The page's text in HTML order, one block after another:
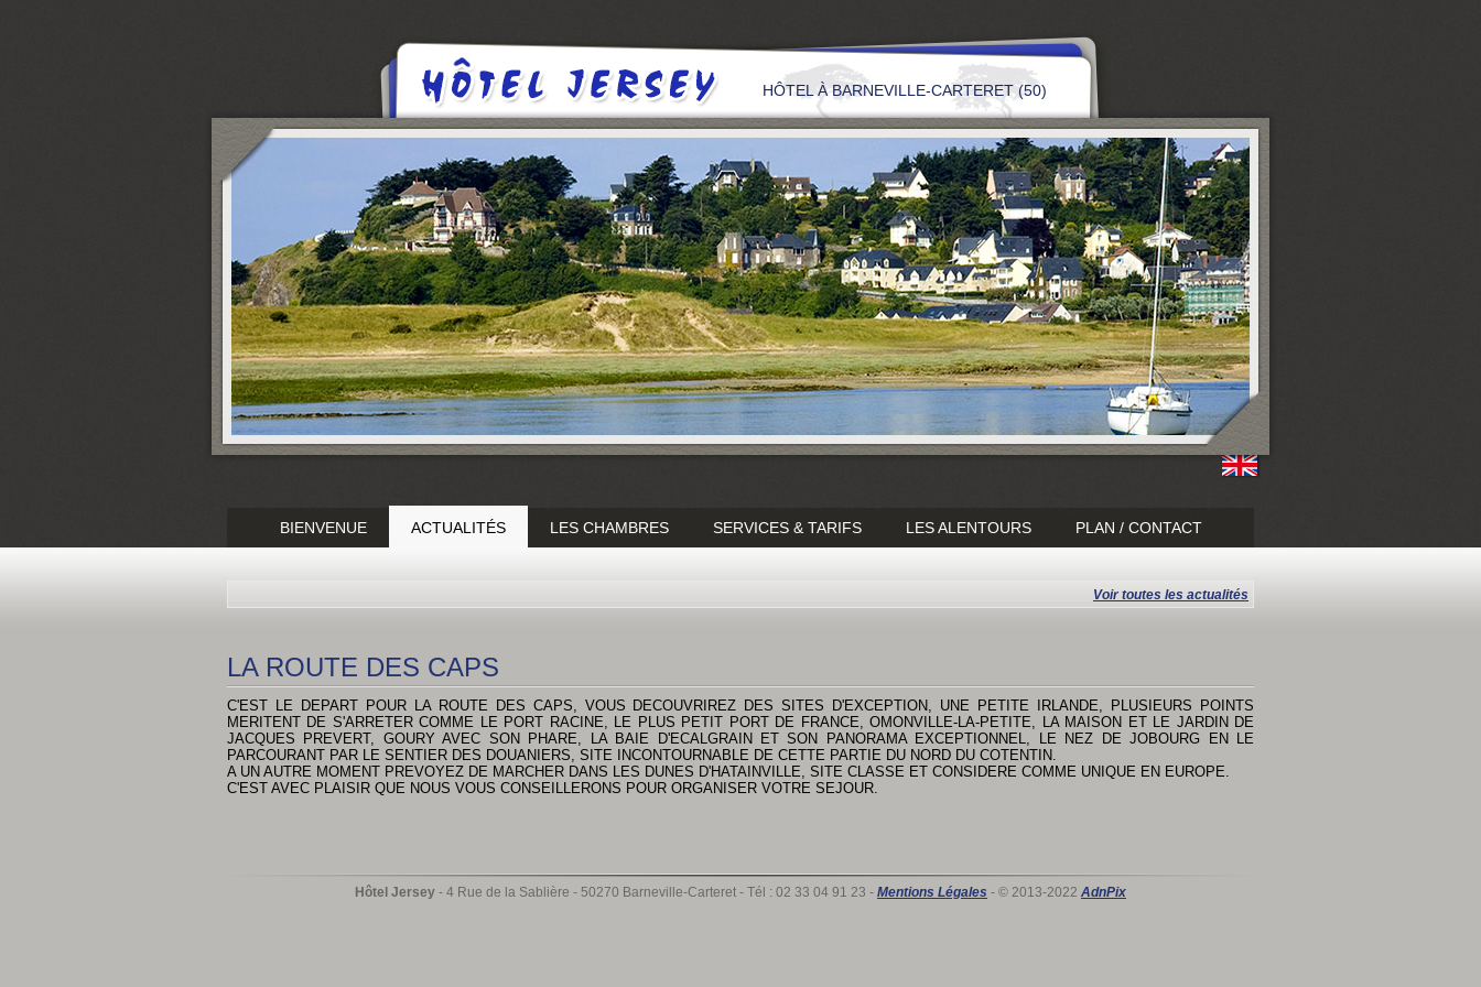
HÔTEL À BARNEVILLE-CARTERET (50)
BIENVENUE ACTUALITÉS LES CHAMBRES SERVICES & TARIFS LES ALENTOURS PLAN / CONTACT
Voir toutes les actualités
LA ROUTE DES CAPS
C'EST LE DEPART POUR LA ROUTE DES CAPS, VOUS DECOUVRIREZ DES SITES D'EXCEPTION, UNE PETITE IRLANDE, PLUSIEURS POINTS
MERITENT DE S'ARRETER COMME LE PORT RACINE, LE PLUS PETIT PORT DE FRANCE, OMONVILLE-LA-PETITE, LA MAISON ET LE JARDIN DE
JACQUES PREVERT, GOURY AVEC SON PHARE, LA BAIE D'ECALGRAIN ET SON PANORAMA EXCEPTIONNEL, LE NEZ DE JOBOURG EN LE
PARCOURANT PAR LE SENTIER DES DOUANIERS, SITE INCONTOURNABLE DE CETTE PARTIE DU NORD DU COTENTIN.
A UN AUTRE MOMENT PREVOYEZ DE MARCHER DANS LES DUNES D'HATAINVILLE, SITE CLASSE ET CONSIDERE COMME UNIQUE EN EUROPE.
C'EST AVEC PLAISIR QUE NOUS VOUS CONSEILLERONS POUR ORGANISER VOTRE SEJOUR.
Hôtel Jersey - 4 Rue de la Sablière - 50270 Barneville-Carteret - Tél : 02 33 04 91 23 - Mentions Légales - © 2013-2022 AdnPix